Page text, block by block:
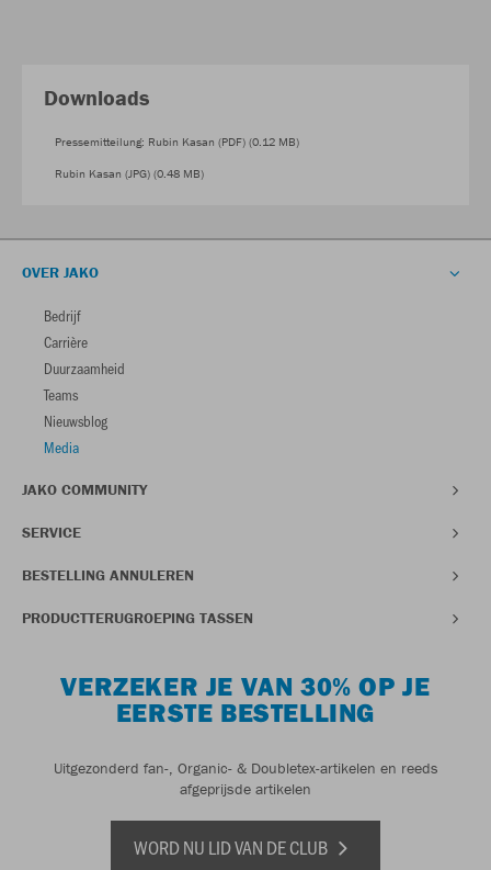
Downloads
Pressemitteilung: Rubin Kasan (PDF) (0.12 MB)
Rubin Kasan (JPG) (0.48 MB)
OVER JAKO
Bedrijf
Carrière
Duurzaamheid
Teams
Nieuwsblog
Media
JAKO COMMUNITY
SERVICE
BESTELLING ANNULEREN
PRODUCTTERUGROEPING TASSEN
VERZEKER JE VAN 30% OP JE
EERSTE BESTELLING
Uitgezonderd fan-, Organic- & Doubletex-artikelen en reeds
afgeprijsde artikelen
WORD NU LID VAN DE CLUB